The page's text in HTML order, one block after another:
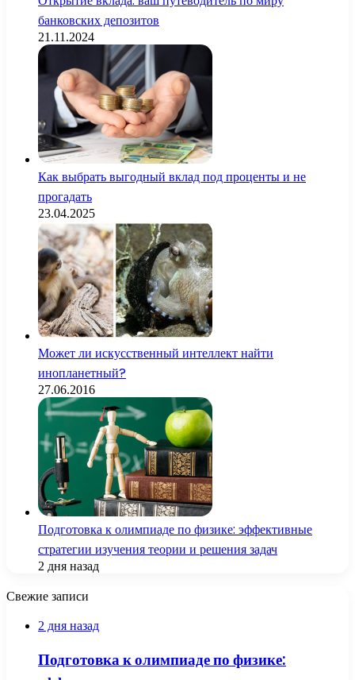
банковских депозитов
21.11.2024
Как выбрать выгодный вклад под проценты и не
прогадать
23.04.2025
Может ли искусственный интеллект найти
инопланетный?
27.06.2016
Подготовка к олимпиаде по физике: эффективные
стратегии изучения теории и решения задач
2 дня назад
Свежие записи
2 дня назад
Подготовка к олимпиаде по физике: